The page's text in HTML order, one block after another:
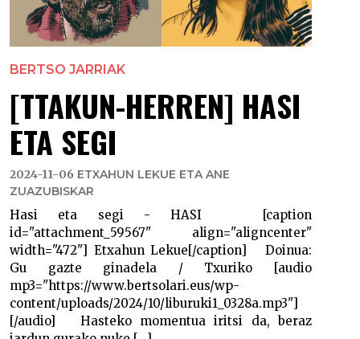
BERTSO JARRIAK
[TTAKUN-HERREN] HASI
ETA SEGI
2024-11-06 ETXAHUN LEKUE ETA ANE
ZUAZUBISKAR
Hasi eta segi - HASI [caption
id="attachment_59567" align="aligncenter"
width="472"] Etxahun Lekue[/caption] Doinua:
Gu gazte ginadela / Txuriko [audio
mp3="https://www.bertsolari.eus/wp-
content/uploads/2024/10/liburuki1_0328a.mp3"]
[/audio] Hasteko momentua iritsi da, beraz